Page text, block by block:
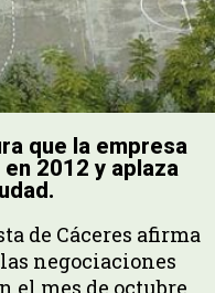
que la empresa
2012 y aplaza
de Cáceres afirma
negociaciones
el mes de octubre